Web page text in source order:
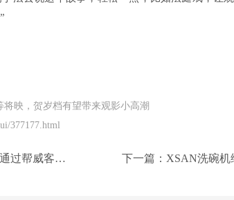
映，贺岁档有望带来观影小高潮
377177.html
有效赚取收入？ 下一篇： XSAN洗碗机